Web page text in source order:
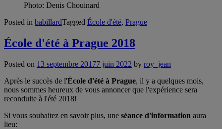
Photo: Denis Chouinard
Posted in babillardTagged École d'été, Prague
École d'été à Prague 2018
Posted on 13 septembre 20177 juin 2022 by roy_jean
Après le succès de l'École d'été à Prague, il y a quelques mois,
nous sommes heureux de vous annoncer que l'expérience sera
reconduite à l'été 2018!
Si vous souhaitez en savoir plus, une séance d'information aura
lieu: